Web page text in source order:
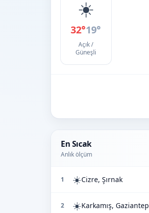
☀️
32°19°
Açık /
Güneşli
En Sıcak
Anlık ölçüm
1 ☀️Cizre, Şırnak
2 ☀️Karkamış, Gaziantep